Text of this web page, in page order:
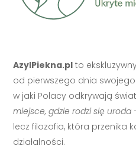
AzylPiekna.pl to
od pierwszego dnia
w jaki Polacy odkrywają
miejsce, gdzie rodzi się uroda
lecz filozofia, która przenika
działalności.